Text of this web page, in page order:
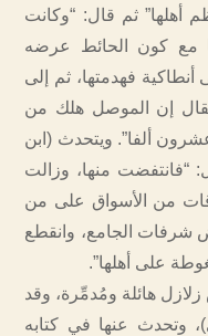
أهلها” ثم قال: “وكانت
مع كون الحائط عرضه
فهدمتها، ثم إلى
يقال إن الموصل هلك من
ألفا”. ويتحدث (ابن
“فانتفضت منها، وزالت
من الأسواق على من
شرفات الجامع، وانقطع
على أهلها”.
زلازل هائلة ومُدمِّرة، وقد
وتحدث عنها في كتابه